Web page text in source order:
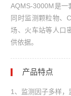
AQMS-3000M是一
同时监测颗粒物、
场、火车站等人口
供依据。
产品特点
1、监测因子多样，